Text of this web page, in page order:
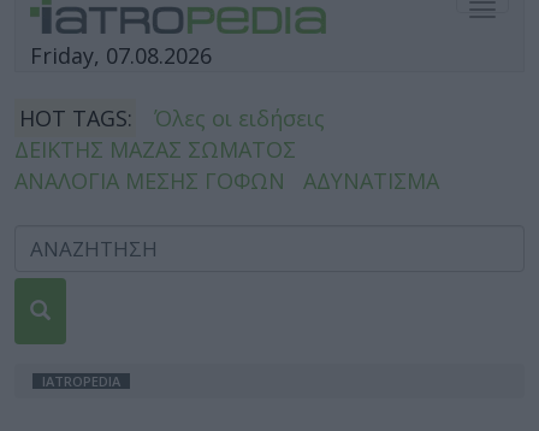
Friday, 07.08.2026
HOT TAGS:
Όλες οι ειδήσεις
ΔΕΙΚΤΗΣ ΜΑΖΑΣ ΣΩΜΑΤΟΣ
ΑΝΑΛΟΓΙΑ ΜΕΣΗΣ ΓΟΦΩΝ
ΑΔΥΝΑΤΙΣΜΑ
IATROPEDIA